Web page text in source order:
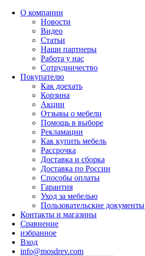
О компании
Новости
Видео
Статьи
Наши партнеры
Работа у нас
Сотрудничество
Покупателю
Как доехать
Корзина
Акции
Отзывы о мебели
Помощь в выборе
Рекламации
Как купить мебель
Рассрочка
Доставка и сборка
Доставка по России
Способы оплаты
Гарантия
Уход за мебелью
Пользовательские документы
Контакты и магазины
Сравнение
избранное
Вход
info@mosdrev.com